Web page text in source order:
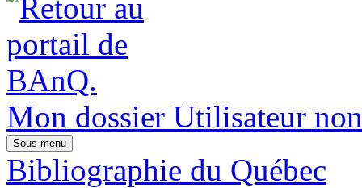
Mon dossier Utilisateur
Sous-menu
Bibliographie du Québec